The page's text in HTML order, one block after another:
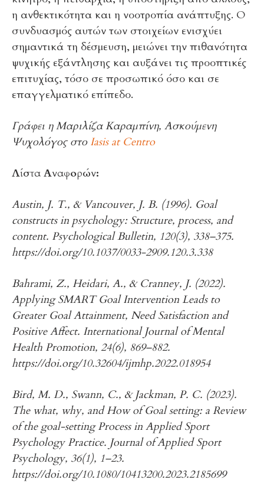
η ανθεκτικότητα και η νοοτροπία ανάπτυξης. Ο
συνδυασμός αυτών των στοιχείων ενισχύει
σημαντικά τη δέσμευση, μειώνει την πιθανότητα
ψυχικής εξάντλησης και αυξάνει τις προοπτικές
επιτυχίας, τόσο σε προσωπικό όσο και σε
επαγγελματικό επίπεδο.
Γράφει η Μαριλίζα Καραμπίνη, Ασκούμενη
Ψυχολόγος στο Iasis at Centro
Λίστα Αναφορών:
Austin, J. T., & Vancouver, J. B. (1996). Goal
constructs in psychology: Structure, process, and
content. Psychological Bulletin, 120(3), 338–375.
https://doi.org/10.1037/0033-2909.120.3.338
Bahrami, Z., Heidari, A., & Cranney, J. (2022).
Applying SMART Goal Intervention Leads to
Greater Goal Attainment, Need Satisfaction and
Positive Affect. International Journal of Mental
Health Promotion, 24(6), 869–882.
https://doi.org/10.32604/ijmhp.2022.018954
Bird, M. D., Swann, C., & Jackman, P. C. (2023).
The what, why, and How of Goal setting: a Review
of the goal-setting Process in Applied Sport
Psychology Practice. Journal of Applied Sport
Psychology, 36(1), 1–23.
https://doi.org/10.1080/10413200.2023.2185699